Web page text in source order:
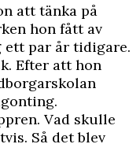
att tänka på
hon fått av
ett par år tidigare.
Efter att hon
Vad skulle
Så det blev